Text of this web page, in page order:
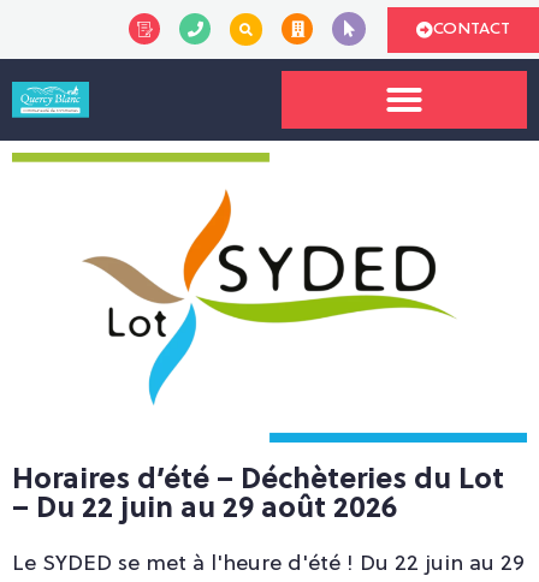
CONTACT
Horaires d’été – Déchèteries du Lot
– Du 22 juin au 29 août 2026
Le SYDED se met à l'heure d'été ! Du 22 juin au 29